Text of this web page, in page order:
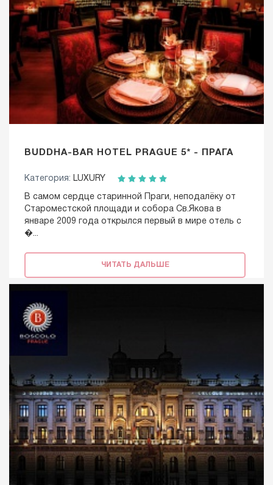
BUDDHA-BAR HOTEL PRAGUE 5* - ПРАГА
Категория: LUXURY
В самом сердце старинной Праги, неподалёку от
Староместской площади и собора Св.Якова в
январе 2009 года открылся первый в мире отель с
�...
ЧИТАТЬ ДАЛЬШЕ